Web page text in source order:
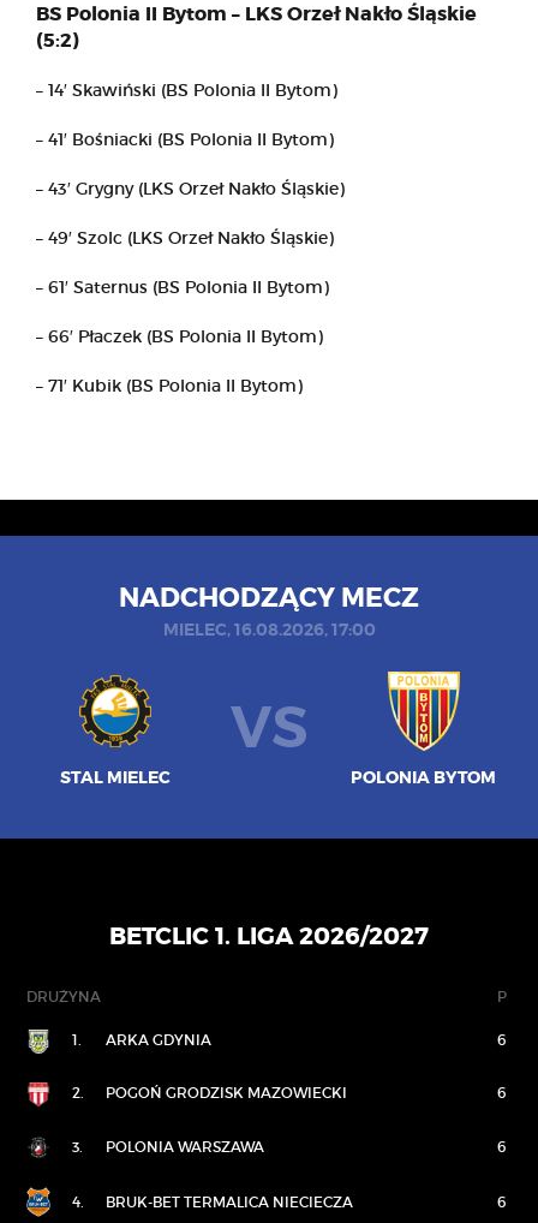
BS Polonia II Bytom – LKS Orzeł Nakło Śląskie
(5:2)
– 14′ Skawiński (BS Polonia II Bytom)
– 41′ Bośniacki (BS Polonia II Bytom)
– 43′ Grygny (LKS Orzeł Nakło Śląskie)
– 49′ Szolc (LKS Orzeł Nakło Śląskie)
– 61′ Saternus (BS Polonia II Bytom)
– 66′ Płaczek (BS Polonia II Bytom)
– 71′ Kubik (BS Polonia II Bytom)
NADCHODZĄCY MECZ
MIELEC, 16.08.2026, 17:00
STAL MIELEC
VS
POLONIA BYTOM
BETCLIC 1. LIGA 2026/2027
DRUŻYNA P
1. ARKA GDYNIA 6
2. POGOŃ GRODZISK MAZOWIECKI 6
3. POLONIA WARSZAWA 6
4. BRUK-BET TERMALICA NIECIECZA 6